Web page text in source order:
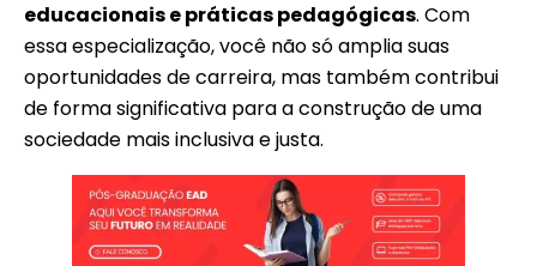
educacionais e práticas pedagógicas. Com
essa especialização, você não só amplia suas
oportunidades de carreira, mas também contribui
de forma significativa para a construção de uma
sociedade mais inclusiva e justa.